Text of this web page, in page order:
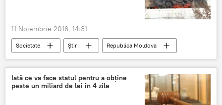
11 Noiembrie 2016, 14:31
Societate Știri
Republica Moldova
incendiu
pompier
clădire
Uzinelor
Iată ce va face statul pentru a obține
peste un miliard de lei în 4 zile